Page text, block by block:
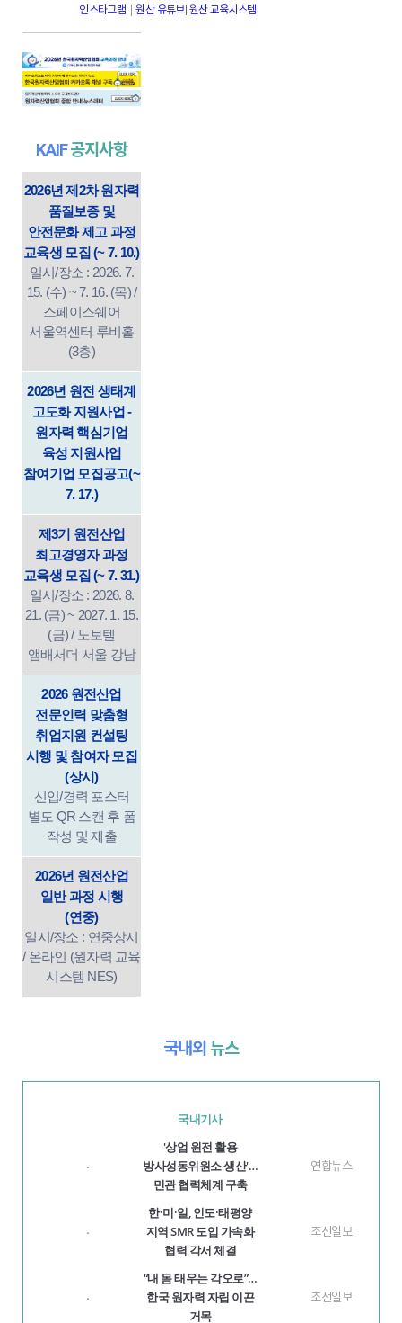
인스타그램 |원산 유튜브| 원산 교육시스템
KAIF공지사항
2026년 제2차 원자력
품질보증 및
안전문화 제고 과정
교육생 모집 (~ 7. 10.)
일시/장소 : 2026. 7.
15. (수) ~ 7. 16. (목) /
스페이스쉐어
서울역센터 루비홀
(3층)
2026년 원전 생태계
고도화 지원사업 -
원자력 핵심기업
육성 지원사업
참여기업 모집공고(~
7. 17.)
제3기 원전산업
최고경영자 과정
교육생 모집 (~ 7. 31.)
일시/장소 : 2026. 8.
21. (금) ~ 2027. 1. 15.
(금) / 노보텔
앰배서더 서울 강남
2026 원전산업
전문인력 맞춤형
취업지원 컨설팅
시행 및 참여자 모집
(상시)
신입/경력 포스터
별도 QR 스캔 후 폼
작성 및 제출
2026년 원전산업
일반 과정 시행
(연중)
일시/장소 : 연중상시
/ 온라인 (원자력 교육
시스템 NES)
국내외 뉴스
국내기사
·
'상업 원전 활용
방사성동위원소 생산'…
민관 협력체계 구축
연합뉴스
·
한·미·일, 인도·태평양
지역 SMR 도입 가속화
협력 각서 체결
조선일보
·
“내 몸 태우는 각오로”…
한국 원자력 자립 이끈
거목
조선일보